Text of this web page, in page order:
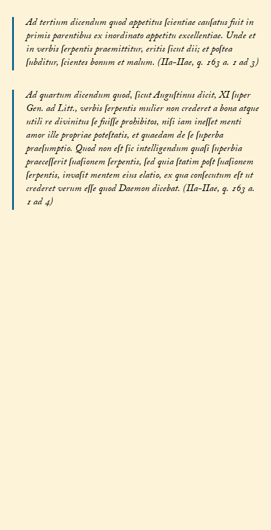
Ad tertium dicendum quod appetitus ſcientiae cauſatus fuit in
primis parentibus ex inordinato appetitu excellentiae. Unde et
in verbis ſerpentis praemittitur, eritis ſicut dii; et poſtea
ſubditur, ſcientes bonum et malum. (IIa-IIae, q. 163 a. 1 ad 3)
Ad quartum dicendum quod, ſicut Auguſtinus dicit, XI ſuper
Gen. ad Litt., verbis ſerpentis mulier non crederet a bona atque
utili re divinitus ſe fuiſſe prohibitos, niſi iam ineſſet menti
amor ille propriae poteſtatis, et quaedam de ſe ſuperba
praeſumptio. Quod non eſt ſic intelligendum quaſi ſuperbia
praeceſſerit ſuaſionem ſerpentis, ſed quia ſtatim poſt ſuaſionem
ſerpentis, invaſit mentem eius elatio, ex qua conſecutum eſt ut
crederet verum eſſe quod Daemon dicebat. (IIa-IIae, q. 163 a.
1 ad 4)